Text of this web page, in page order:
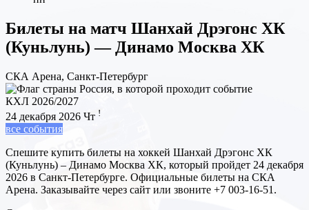
Билеты на матч Шанхай Дрэгонс ХК
(Куньлунь) — Динамо Москва ХК
СКА Арена, Санкт-Петербург
КХЛ 2026/2027
24 декабря 2026 Чт !
все события
Спешите купить билеты на хоккей Шанхай Дрэгонс ХК
(Куньлунь) – Динамо Москва ХК, который пройдет 24 декабря
2026 в Санкт-Петербурге. Официальные билеты на СКА
Арена. Заказывайте через сайт или звоните +7 003-16-51.